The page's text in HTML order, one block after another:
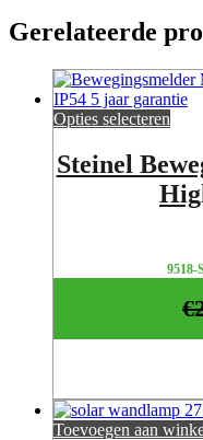
Gerelateerde
Opties selecteren
Steinel
9518-
€
Toevoegen aan